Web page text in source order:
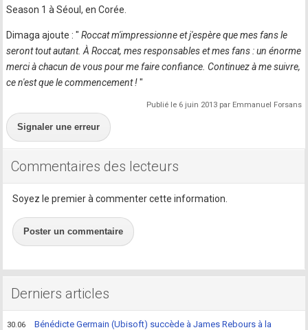
Season 1 à Séoul, en Corée.
Dimaga ajoute : " Roccat m'impressionne et j'espère que mes fans le
seront tout autant. À Roccat, mes responsables et mes fans : un énorme
merci à chacun de vous pour me faire confiance. Continuez à me suivre,
ce n'est que le commencement !"
Publié le 6 juin 2013 par Emmanuel Forsans
Signaler une erreur
Commentaires des lecteurs
Soyez le premier à commenter cette information.
Poster un commentaire
Derniers articles
30.06
Bénédicte Germain (Ubisoft) succède à James Rebours à la